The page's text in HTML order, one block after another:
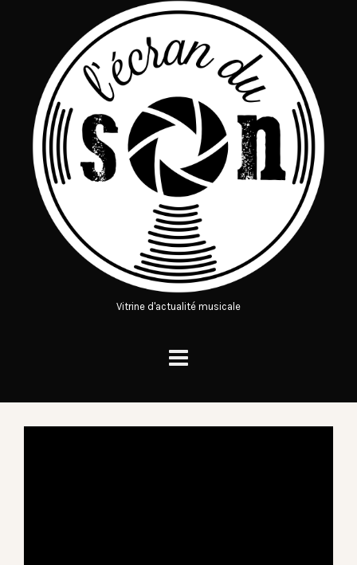
Vitrine d'actualité musicale